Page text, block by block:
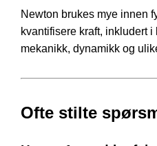
Newton brukes mye innen
kvantifisere kraft, inkludert
mekanikk, dynamikk og
Ofte stilte